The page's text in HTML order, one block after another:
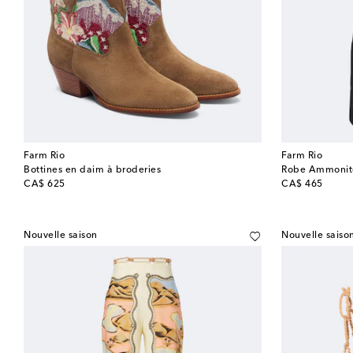
Farm Rio
Bottines en daim à broderies
CA$ 625
original price
Farm Rio
Robe
CA$ 465
original price
Nouvelle saison Nouvelle saison